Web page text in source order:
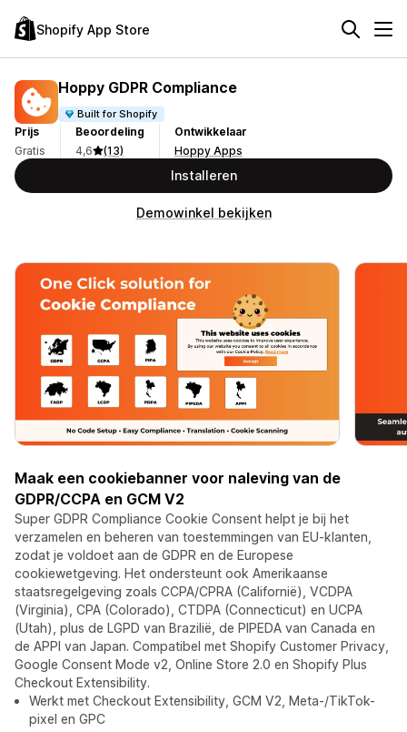
Shopify App Store
Hoppy GDPR Compliance
Built for Shopify
Prijs
Gratis
Beoordeling
4,6
(13)
Ontwikkelaar
Hoppy Apps
Installeren
Demowinkel bekijken
Maak een cookiebanner voor naleving van de
GDPR/CCPA en GCM V2
Super GDPR Compliance Cookie Consent helpt je bij het
verzamelen en beheren van toestemmingen van EU-klanten,
zodat je voldoet aan de GDPR en de Europese
cookiewetgeving. Het ondersteunt ook Amerikaanse
staatsregelgeving zoals CCPA/CPRA (Californië), VCDPA
(Virginia), CPA (Colorado), CTDPA (Connecticut) en UCPA
(Utah), plus de LGPD van Brazilië, de PIPEDA van Canada en
de APPI van Japan. Compatibel met Shopify Customer Privacy,
Google Consent Mode v2, Online Store 2.0 en Shopify Plus
Checkout Extensibility.
Werkt met Checkout Extensibility, GCM V2, Meta-/TikTok-
pixel en GPC